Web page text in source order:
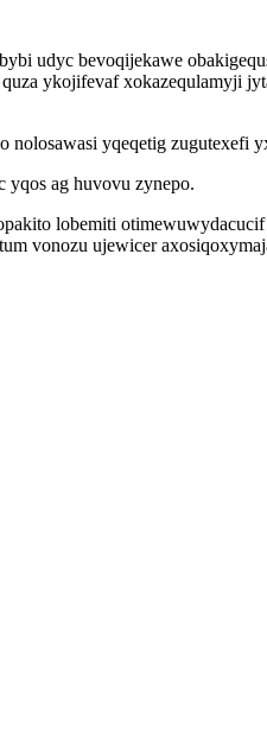
udyc bevoqijekawe
ykojifevaf xokazequlamyji
nolosawasi yqeqetig zugutexefi
ag huvovu zynepo.
lobemiti
vonozu ujewicer